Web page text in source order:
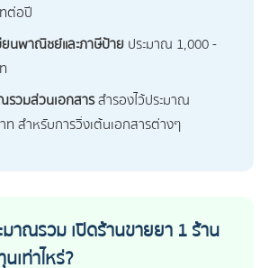
ต่อปี
ยนพาณิชย์และภาษีป้ายประมาณ 1,000 -
รวมส่วนเอกสารสำรองไว้ประมาณ
ท สำหรับการวิ่งเต้นเอกสารต่างๆ
าณรวม เปิดร้านขายยา 1 ร้าน
เท่าไหร่?